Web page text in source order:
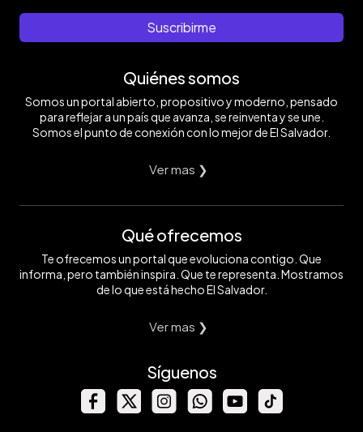
Suscribirme
Quiénes somos
Somos un portal abierto, propositivo y moderno, pensado
para reflejar a un país que avanza, se reinventa y se une.
Somos el punto de conexión con lo mejor de El Salvador.
Ver mas ❯
Qué ofrecemos
Te ofrecemos un portal que evoluciona contigo. Que
informa, pero también inspira. Que te representa. Mostramos
de lo que está hecho El Salvador.
Ver mas ❯
Síguenos